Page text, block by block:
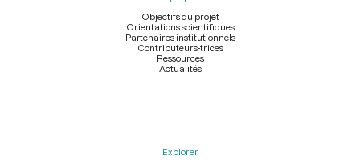
Objectifs du projet
Orientations scientifiques
Partenaires institutionnels
Contributeurs-trices
Ressources
Actualités
Explorer